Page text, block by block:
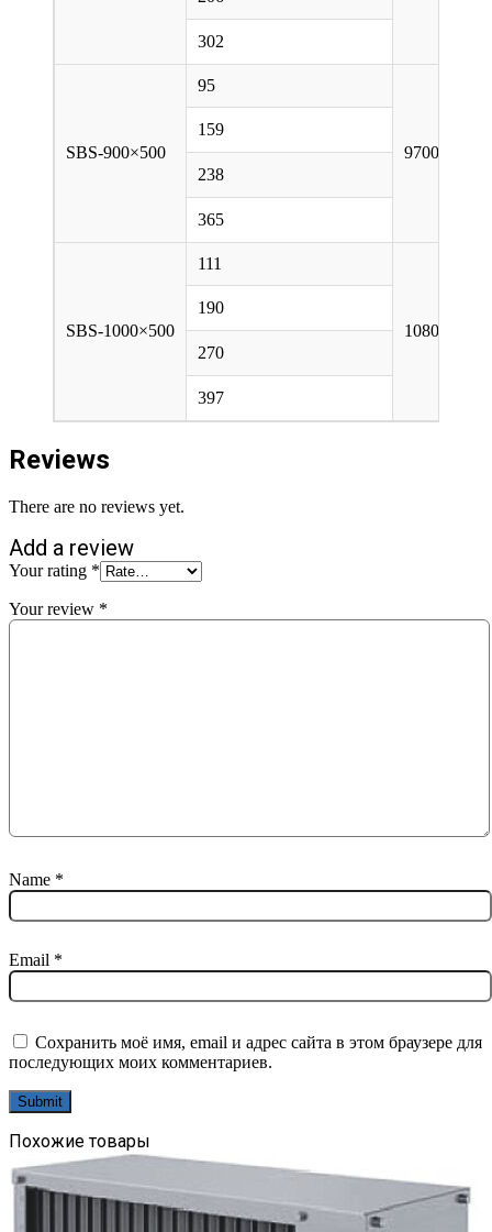
302
SBS-900×500
95
9700
159
238
365
SBS-1000×500
111
10800
190
270
397
Reviews
There are no reviews yet.
Add a review
Your rating *
Your review *
Name *
Email *
Сохранить моё имя, email и адрес сайта в этом браузере для
последующих моих комментариев.
Похожие товары